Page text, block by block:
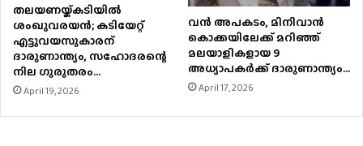
തലയണയ്ക്കടിയില്‍
ശംഖുവരയന്‍; കടിയേറ്റ്
എട്ടുവയസുകാരന്
ദാരുണാന്ത്യം, സഹോദരന്റെ
നില ഗുരുതരം…
April 19, 2026
വൻ അപകടം, മിനിവാൻ
കൊക്കയിലേക്ക് മറിഞ്ഞ്
മലയാളികളായ 9
അധ്യാപകർക്ക് ദാരുണാന്ത്യം…
April 17, 2026